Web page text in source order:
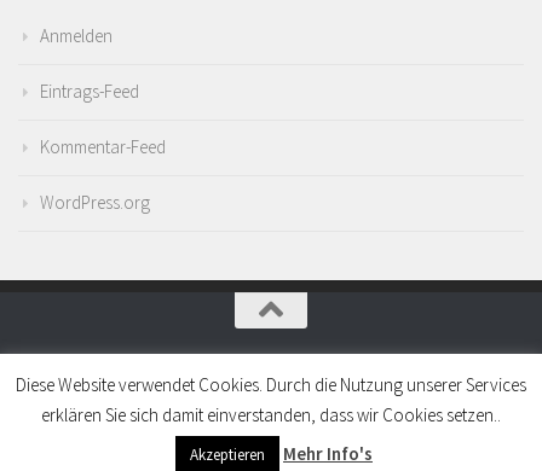
Anmelden
Eintrags-Feed
Kommentar-Feed
WordPress.org
Präsentiert von - Entworfen mit dem Hueman-Theme
Diese Website verwendet Cookies. Durch die Nutzung unserer Services
erklären Sie sich damit einverstanden, dass wir Cookies setzen..
Akzeptieren Mehr Info's